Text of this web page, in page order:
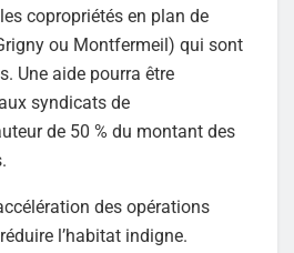
copropriétés en plan de
ou Montfermeil) qui sont
Une aide pourra être
syndicats de
de 50 % du montant des
des opérations
l’habitat indigne.